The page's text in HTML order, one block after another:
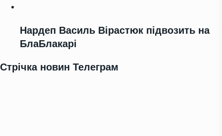
Нардеп Василь Вірастюк підвозить на
БлаБлакарі
Стрічка новин Телеграм